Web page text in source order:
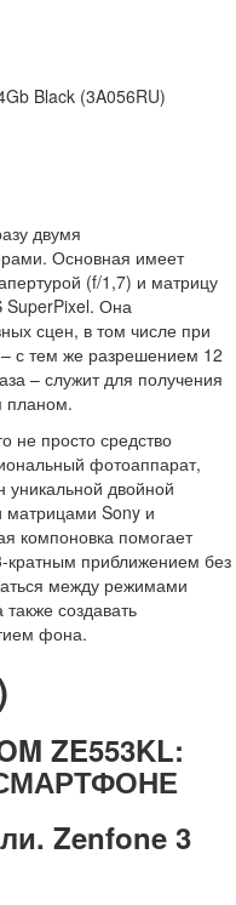
Black (3A056RU)
двумя
Основная имеет
(f/1,7) и матрицу
SuperPixel. Она
сцен, в том числе при
с тем же разрешением 12
– служит для получения
планом.
не просто средство
фотоаппарат,
двойной
матрицами Sony и
компоновка помогает
кратным приближением без
между режимами
создавать
фона.
ZE553KL:
Zenfone 3